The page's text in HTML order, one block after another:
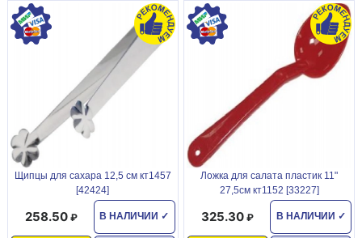
Щипцы для сахара 12,5 см кт1457
[42424]
В НАЛИЧИИ ✓
258.50
Ложка для салата пластик 11"
27,5см кт1152 [33227]
В НАЛИЧИИ ✓
325.30